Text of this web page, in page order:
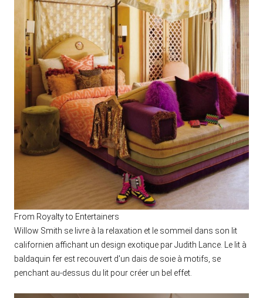
From Royalty to Entertainers
Willow Smith se livre à la relaxation et le sommeil dans son lit
californien affichant un design exotique par Judith Lance. Le lit à
baldaquin fer est recouvert d'un dais de soie à motifs, se
penchant au-dessus du lit pour créer un bel effet.